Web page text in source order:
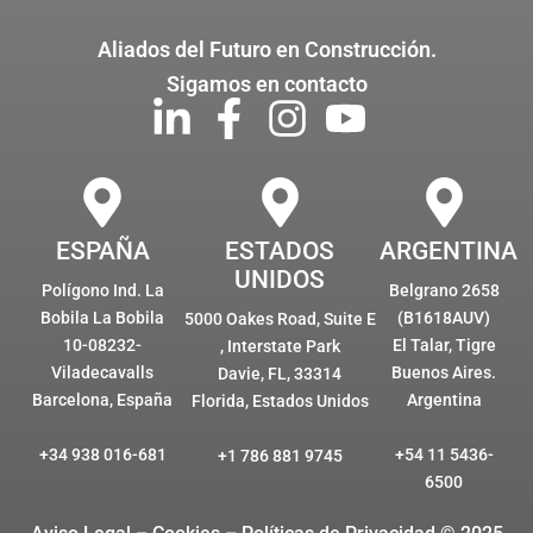
Aliados del Futuro en Construcción.
Sigamos en contacto
ESPAÑA
Polígono Ind. La
Bobila La Bobila
10-08232-
Viladecavalls
Barcelona, España
+34 938 016-681
ESTADOS
UNIDOS
5000 Oakes Road, Suite E
, Interstate Park
Davie, FL, 33314
Florida, Estados Unidos
+1 786 881 9745
ARGENTINA
Belgrano 2658
(B1618AUV)
El Talar, Tigre
Buenos Aires.
Argentina
+54 11 5436-
6500